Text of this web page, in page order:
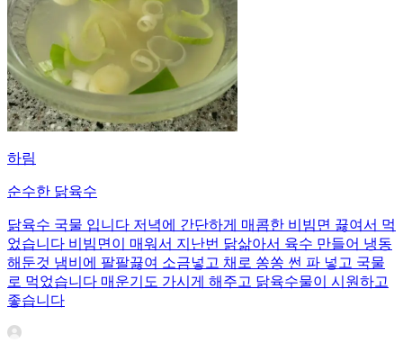
하림
순수한 닭육수
닭육수 국물 입니다 저녁에 간단하게 매콤한 비빔면 끓여서 먹
었습니다 비빔면이 매워서 지난번 닭삶아서 육수 만들어 냉동
해둔것 냄비에 팔팔끓여 소금넣고 채로 쏭쏭 썬 파 넣고 국물
로 먹었습니다 매운기도 가시게 해주고 닭육수물이 시원하고
좋습니다